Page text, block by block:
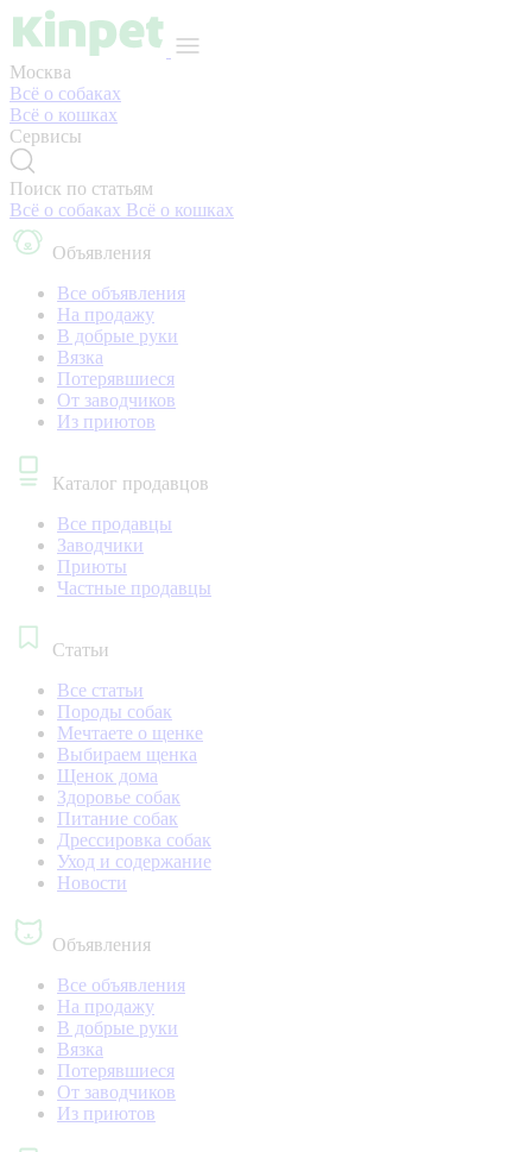
Москва
Всё о собаках
Всё о кошках
Сервисы
Поиск по статьям
Всё о собаках Всё о кошках
Объявления
Все объявления
На продажу
В добрые руки
Вязка
Потерявшиеся
От заводчиков
Из приютов
Каталог продавцов
Все продавцы
Заводчики
Приюты
Частные продавцы
Статьи
Все статьи
Породы собак
Мечтаете о щенке
Выбираем щенка
Щенок дома
Здоровье собак
Питание собак
Дрессировка собак
Уход и содержание
Новости
Объявления
Все объявления
На продажу
В добрые руки
Вязка
Потерявшиеся
От заводчиков
Из приютов